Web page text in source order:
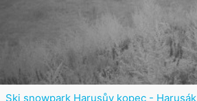
Ski snowpark Harusův kopec - Harusák